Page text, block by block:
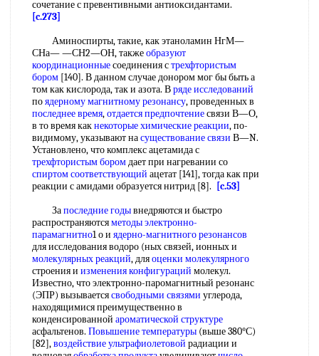
сочетание с превентивными антиоксидантами.
[c.273]
Аминоспирты, такие, как этаноламин НгМ—
СНа— —СН2—ОН, такжеобразуют
координационныесоединения стрехфтористым
бором [140]. В данном случае донором мог бы быть а
том как кислорода, так и азота. Вряде исследований
поядерному магнитному резонансу, проведенных в
последнее время,отдается предпочтениесвязи В—О,
в то время какнекоторые химические реакции, по-
видимому, указывают насуществование связи В—N.
Установлено, что комплекс ацетамида с
трехфтористым боромдает при нагревании со
спиртом соответствующий ацетат [141], тогда как при
реакции с амидами образуется нитрид [8].
[c.53]
Запоследние годывнедряются и быстро
распространяютсяметоды электронно-
парамагнитно1 о и ядерно-магнитного резонансов
для исследования водоро (ных связей, ионных и
молекулярных реакций, дляоценки молекулярного
строения и изменения конфигураций молекул.
Известно, что электронно-паромагнитный резонанс
(ЭПР) вызываетсясвободными связями углерода,
находящимися преимущественно в
конденсированной ароматической структуре
асфальтенов. Повышение температуры (выше 380°С)
[82],воздействие ультрафиолетовой радиации и